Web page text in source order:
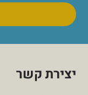
יצירת קשר